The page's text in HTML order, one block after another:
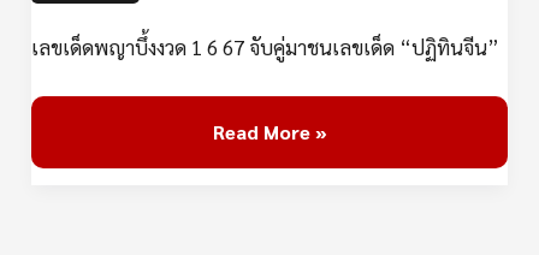
เลขเด็ดพญาบึ้งงวด 1 6 67 จับคู่มาชนเลขเด็ด “ปฏิทินจีน”
อ.ส้ม
พา
รวย
Read More »